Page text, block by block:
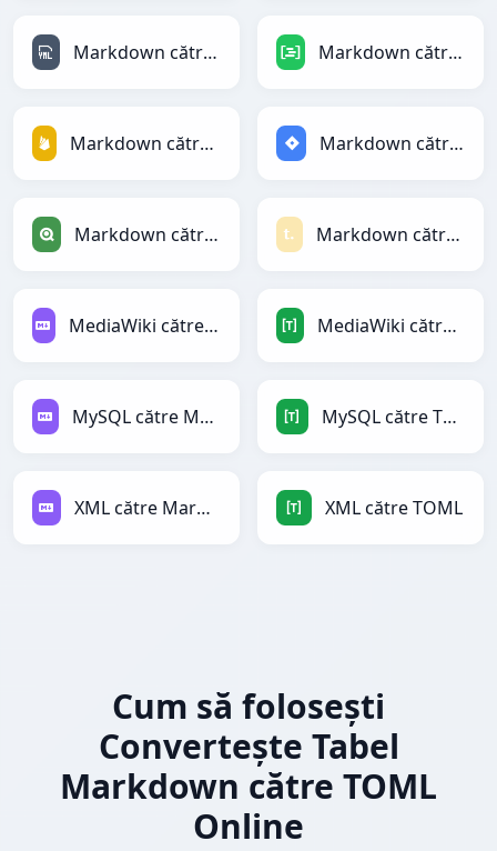
Markdown către YAML Markdown către DAX
Markdown către Firebase Markdown către Jira
Markdown către Qlik Markdown către Textile
MediaWiki către Markdown MediaWiki către TOML
MySQL către Markdown MySQL către TOML
XML către Markdown XML către TOML
Cum să folosești
Convertește Tabel
Markdown către TOML
Online